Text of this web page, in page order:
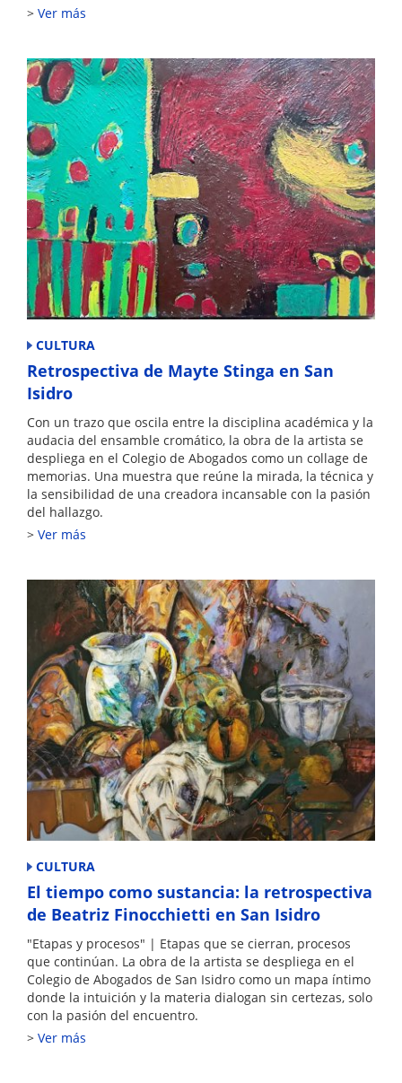
Ver más
CULTURA
Retrospectiva de Mayte Stinga en San
Isidro
Con un trazo que oscila entre la disciplina académica y la
audacia del ensamble cromático, la obra de la artista se
despliega en el Colegio de Abogados como un collage de
memorias. Una muestra que reúne la mirada, la técnica y
la sensibilidad de una creadora incansable con la pasión
del hallazgo.
Ver más
CULTURA
El tiempo como sustancia: la retrospectiva
de Beatriz Finocchietti en San Isidro
"Etapas y procesos" | Etapas que se cierran, procesos
que continúan. La obra de la artista se despliega en el
Colegio de Abogados de San Isidro como un mapa íntimo
donde la intuición y la materia dialogan sin certezas, solo
con la pasión del encuentro.
Ver más